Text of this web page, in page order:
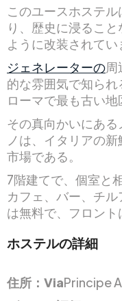
このユースホステ
り、歴史に浸るこ
ように改装されてい
ジェネレーターの周
的な雰囲気で知られ
ローマで最も古い地
その真向かいにあ
ノは、イタリアの
市場である。
7階建てで、個室と
カフェ、バー、チ
は無料で、フロント
ホステルの詳細
住所：ViaPrincipe